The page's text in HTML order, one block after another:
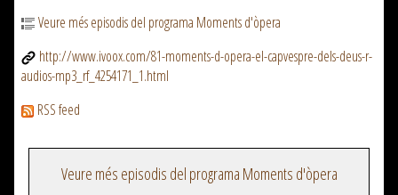
Veure més episodis del programa Moments d'òpera
http://www.ivoox.com/81-moments-d-opera-el-capvespre-dels-deus-r-
audios-mp3_rf_4254171_1.html
RSS feed
Veure més episodis del programa Moments d'òpera